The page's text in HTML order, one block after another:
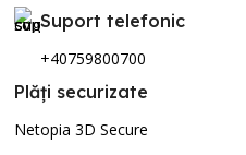
Suport telefonic
+40759800700
Plăți securizate
Netopia 3D Secure